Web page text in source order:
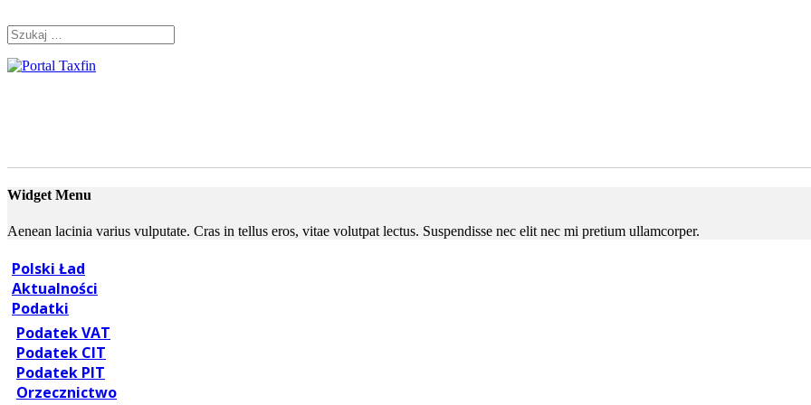
to
navigation
to
content
Szukaj:
Orzeczenia
NSA
i
WSA
–
Taxfin.pl
Widget Menu
Aenean lacinia varius vulputate. Cras in tellus eros, vitae volutpat lectus. Suspendisse nec elit nec mi pretium ullamcorper.
Polski Ład
Aktualności
Podatki
Podatek VAT
Podatek CIT
Podatek PIT
Orzecznictwo